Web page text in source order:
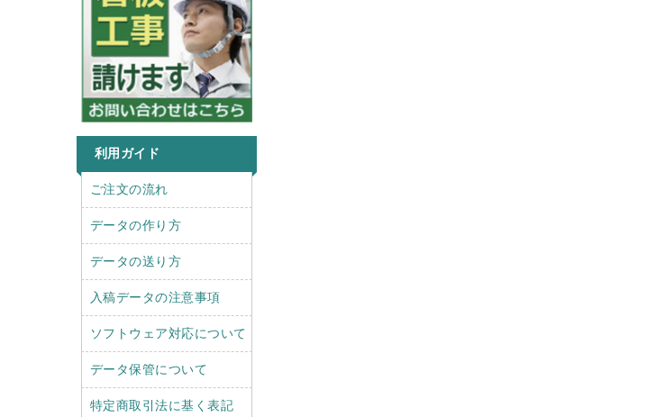
利用ガイド
r
ご注文の流れ
データの作り方
データの送り方
入稿データの注意事項
ソフトウェア対応について
データ保管について
特定商取引法に基く表記